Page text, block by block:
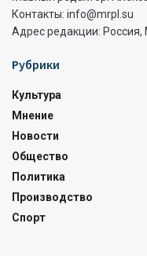
Контакты: info@mrpl.su
Адрес редакции: Россия,
Рубрики
Культура
Мнение
Новости
Общество
Политика
Производство
Спорт